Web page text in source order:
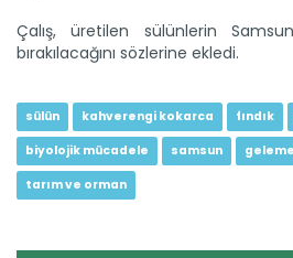
Çalış, üretilen sülünlerin
bırakılacağını sözlerine ekledi.
sülün kahverengi kokarca fındık
biyolojik mücadele samsun
tarım ve orman
Fındık emekçileri Ordu’ya...
Türkiye’nin fındık üretim
sezonu...